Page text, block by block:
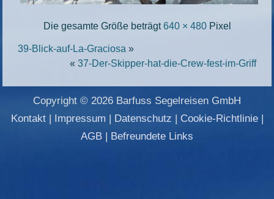
Die gesamte Größe beträgt640 × 480Pixel
39-Blick-auf-La-Graciosa »
« 37-Der-Skipper-hat-die-Crew-fest-im-Griff
Copyright © 2026 Barfuss Segelreisen GmbH
Kontakt| Impressum Datenschutz Cookie-Richtlinie|
AGB
Befreundete Links